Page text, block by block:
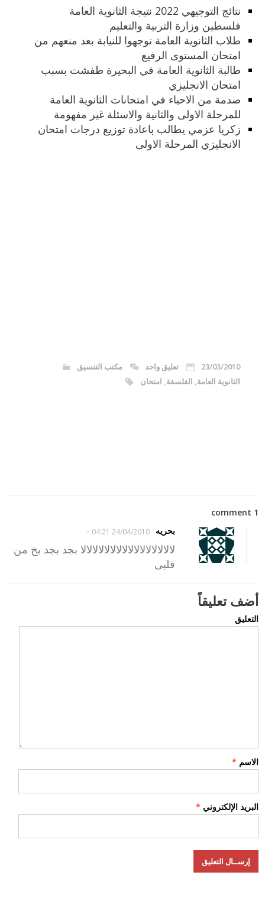
نتائج التوجيهي 2022 نتيجة الثانوية العامة
فلسطين وزارة التربية والتعليم
طلاب الثانوية العامة توجهوا للنيابة بعد منعهم من
امتحان المستوى الرفيع
طالبة الثانوية العامة في البحيرة طفشت بسبب
امتحان الانجليزي
صدمة من الاحياء في امتحانات الثانوية العامة
للمرحلة الاولى والثانية والاسئلة غير مفهومة
زكريا عزمي يطالب باعادة توزيع درجات امتحان
الانجليزي المرحلة الاولى
23/03/2010 تعليق واحد
مكتب التنسيق
الثانوية العامة, الفلسفة, امتحان
1 comment
بحريه
24/04/2010 04:21
-
لالالالالالالالالالالالالالالالا بجد بجد بخ من
قلبى
أضف تعليقاً
التعليق
الاسم *
البريد الإلكتروني *